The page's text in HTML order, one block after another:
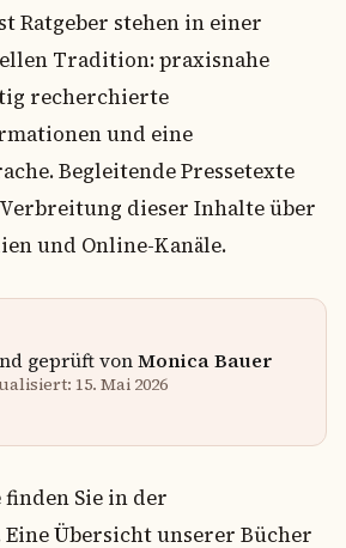
Ratgeber stehen in einer
Tradition: praxisnahe
recherchierte
und eine
Begleitende Pressetexte
dieser Inhalte über
und Online-Kanäle.
geprüft vonMonica Bauer
15. Mai 2026
Sie in der
Eine Übersicht unserer Bücher